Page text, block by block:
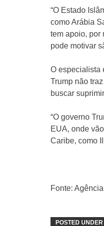
“O Estado
como Arábia
tem apoio, por
pode motivar
O especialista
Trump não
buscar
“O governo
EUA, onde
Caribe, como
Fonte:
POSTED UNDER